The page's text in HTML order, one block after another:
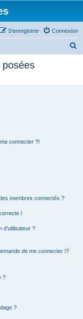
Connexion
S’enregistrer
connecter ?!
membres connectés ?
!
d’utilisateur ?
de me connecter !?
?
?